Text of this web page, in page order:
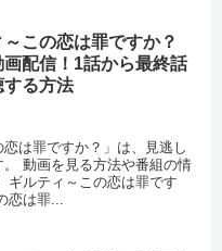
この恋は罪ですか？
画配信！1話から最終話
する方法
は罪ですか？」は、見逃し
動画を見る方法や番組の情
ギルティ～この恋は罪です
は罪...